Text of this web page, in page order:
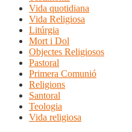
Vida quotidiana
Vida Religiosa
Litúrgia
Mort i Dol
Objectes Religiosos
Pastoral
Primera Comunió
Religions
Santoral
Teologia
Vida religiosa